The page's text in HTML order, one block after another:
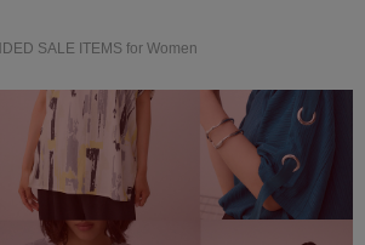
SALE ITEMS for Women